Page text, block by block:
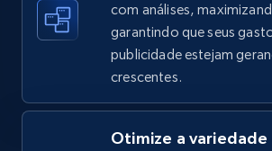
TikTok Shop - Collect TikTok
by keywords search
URL, Title, Available, Description,
price, Final price, Discount percent,
com análises,
garantindo que seus
publicidade estejam
crescentes.
Otimize a variedade